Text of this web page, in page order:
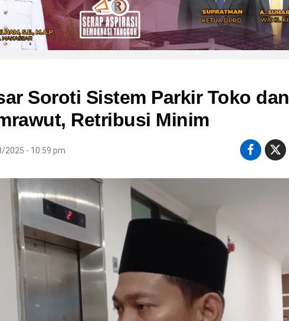
Soroti Sistem Parkir Toko dan
Retribusi Minim
2025 - 10:59 pm